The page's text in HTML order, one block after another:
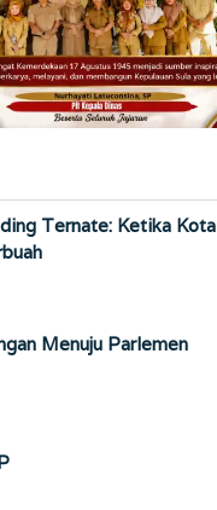
Ternate: Ketika Kota
Menuju Parlemen